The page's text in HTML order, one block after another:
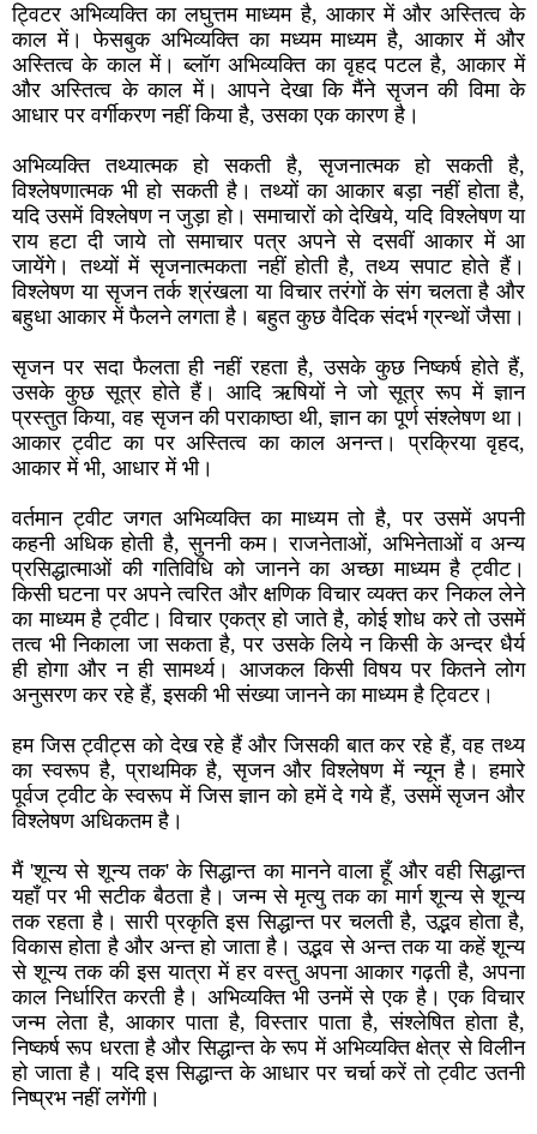
ट्विटर अभिव्यक्ति का लघुत्तम माध्यम है, आकार में और अस्तित्व के
काल में। फेसबुक अभिव्यक्ति का मध्यम माध्यम है, आकार में और
अस्तित्व के काल में। ब्लॉग अभिव्यक्ति का वृहद पटल है, आकार में
और अस्तित्व के काल में। आपने देखा कि मैंने सृजन की विमा के
आधार पर वर्गीकरण नहीं किया है, उसका एक कारण है।
अभिव्यक्ति तथ्यात्मक हो सकती है, सृजनात्मक हो सकती है,
विश्लेषणात्मक भी हो सकती है। तथ्यों का आकार बड़ा नहीं होता है,
यदि उसमें विश्लेषण न जुड़ा हो। समाचारों को देखिये, यदि विश्लेषण या
राय हटा दी जाये तो समाचार पत्र अपने से दसवीं आकार में आ
जायेंगे। तथ्यों में सृजनात्मकता नहीं होती है, तथ्य सपाट होते हैं।
विश्लेषण या सृजन तर्क श्रंखला या विचार तरंगों के संग चलता है और
बहुधा आकार में फैलने लगता है। बहुत कुछ वैदिक संदर्भ ग्रन्थों जैसा।
सृजन पर सदा फैलता ही नहीं रहता है, उसके कुछ निष्कर्ष होते हैं,
उसके कुछ सूत्र होते हैं। आदि ऋषियों ने जो सूत्र रूप में ज्ञान
प्रस्तुत किया, वह सृजन की पराकाष्ठा थी, ज्ञान का पूर्ण संश्लेषण था।
आकार ट्वीट का पर अस्तित्व का काल अनन्त। प्रक्रिया वृहद,
आकार में भी, आधार में भी।
वर्तमान ट्वीट जगत अभिव्यक्ति का माध्यम तो है, पर उसमें अपनी
कहनी अधिक होती है, सुननी कम। राजनेताओं, अभिनेताओं व अन्य
प्रसिद्धात्माओं की गतिविधि को जानने का अच्छा माध्यम है ट्वीट।
किसी घटना पर अपने त्वरित और क्षणिक विचार व्यक्त कर निकल लेने
का माध्यम है ट्वीट। विचार एकत्र हो जाते है, कोई शोध करे तो उसमें
तत्व भी निकाला जा सकता है, पर उसके लिये न किसी के अन्दर धैर्य
ही होगा और न ही सामर्थ्य। आजकल किसी विषय पर कितने लोग
अनुसरण कर रहे हैं, इसकी भी संख्या जानने का माध्यम है ट्विटर।
हम जिस ट्वीट्स को देख रहे हैं और जिसकी बात कर रहे हैं, वह तथ्य
का स्वरूप है, प्राथमिक है, सृजन और विश्लेषण में न्यून है। हमारे
पूर्वज ट्वीट के स्वरूप में जिस ज्ञान को हमें दे गये हैं, उसमें सृजन और
विश्लेषण अधिकतम है।
मैं 'शून्य से शून्य तक' के सिद्धान्त का मानने वाला हूँ और वही सिद्धान्त
यहाँ पर भी सटीक बैठता है। जन्म से मृत्यु तक का मार्ग शून्य से शून्य
तक रहता है। सारी प्रकृति इस सिद्धान्त पर चलती है, उद्भव होता है,
विकास होता है और अन्त हो जाता है। उद्भव से अन्त तक या कहें शून्य
से शून्य तक की इस यात्रा में हर वस्तु अपना आकार गढ़ती है, अपना
काल निर्धारित करती है। अभिव्यक्ति भी उनमें से एक है। एक विचार
जन्म लेता है, आकार पाता है, विस्तार पाता है, संश्लेषित होता है,
निष्कर्ष रूप धरता है और सिद्धान्त के रूप में अभिव्यक्ति क्षेत्र से विलीन
हो जाता है। यदि इस सिद्धान्त के आधार पर चर्चा करें तो ट्वीट उतनी
निष्प्रभ नहीं लगेंगी।